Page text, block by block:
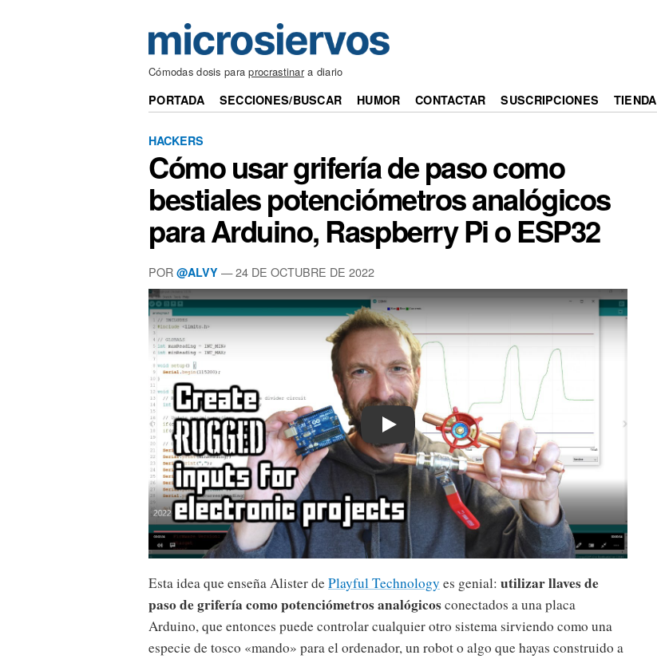
Cómodas dosis paraprocrastinara diario
PORTADA SECCIONES/BUSCAR HUMOR CONTACTAR SUSCRIPCIONES TIENDA
HACKERS
Cómo usar grifería de paso como
bestiales potenciómetros analógicos
para Arduino, Raspberry Pi o ESP32
POR @ALVY — 24 DE OCTUBRE DE 2022
Play
Esta idea que enseña Alister dePlayful Technology es genial: utilizar llaves de
paso de grifería como potenciómetros analógicosconectados a una placa
Arduino, que entonces puede controlar cualquier otro sistema sirviendo como una
especie de tosco «mando» para el ordenador, un robot o algo que hayas construido a